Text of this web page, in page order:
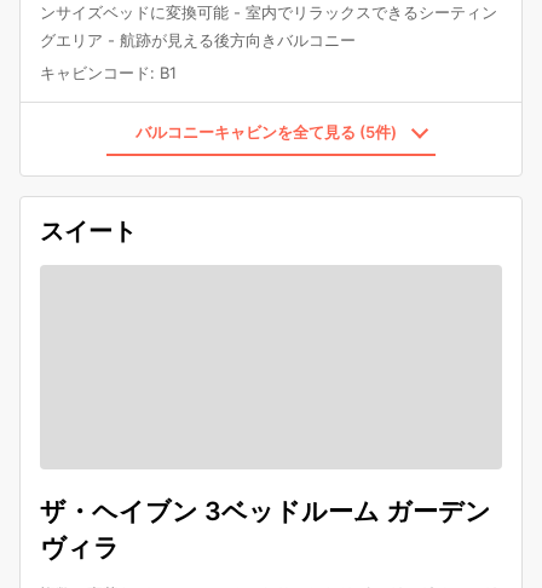
ンサイズベッドに変換可能 - 室内でリラックスできるシーティン
グエリア - 航跡が見える後方向きバルコニー
キャビンコード: B1
バルコニーキャビンを全て見る (5件)
スイート
ザ・ヘイブン 3ベッドルーム ガーデン
ヴィラ